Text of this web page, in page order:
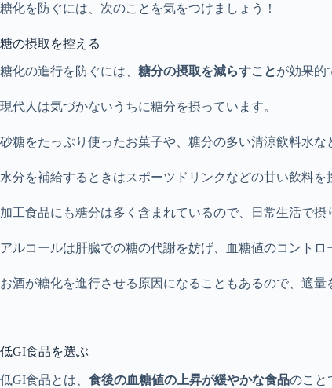
糖化を防ぐには、次のことを気をつけましょう！
糖の摂取を控える
糖化の進行を防ぐには、 糖分の摂取を減らすことが効果的
現代人は気づかないうちに糖分を摂っています。
砂糖をたっぷり使ったお菓子や、糖分の多い清涼飲料水な
水分を補給するときはスポーツドリンクなどの甘い飲料
加工食品にも糖分は多く含まれているので、日常生活で摂
アルコールは肝臓での糖の代謝を妨げ、血糖値のコント
お酒が糖化を進行させる原因になることもあるので、適
低GI食品を選ぶ
低GI食品とは、 食後の血糖値の上昇が緩やかな食品のこと